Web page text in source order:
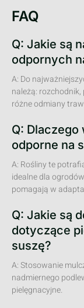
FAQ
Q: Jakie są
odpornych
A: Do
należą:
różne odmiany
Q:
odporne na
A: Rośliny te
idealne dla
pomagają w
Q: Jakie są
dotyczące
suszę?
A: Stosowanie
nadmiernego
pielęgnacyjne.